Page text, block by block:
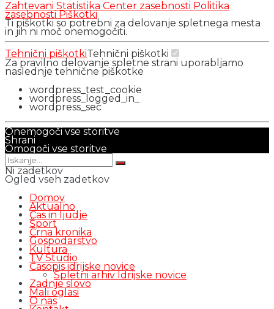
Zahtevani Statistika Center zasebnosti Politika
zasebnostiPiškotki
Ti piškotki so potrebni za delovanje spletnega mesta
in jih ni moč onemogočiti.
Tehnični piškotkiTehnični piškotki
Za pravilno delovanje spletne strani uporabljamo
naslednje tehnične piškotke
wordpress_test_cookie
wordpress_logged_in_
wordpress_sec
Onemogoči vse storitve
Shrani
Omogoči vse storitve
Ni zadetkov
Ogled vseh zadetkov
Domov
Aktualno
Čas in ljudje
Šport
Črna kronika
Gospodarstvo
Kultura
TV Studio
Časopis idrijske novice
Spletni arhiv Idrijske novice
Zadnje slovo
Mali oglasi
O nas